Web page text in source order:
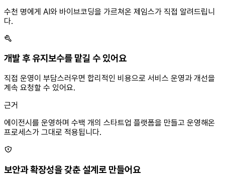
수천 명에게 AI와 바이브코딩을 가르쳐온 제임스가 직접 알려드립니
다.
개발 후 유지보수를 맡길 수 있어요
직접 운영이 부담스러우면 합리적인 비용으로 서비스 운영과 개선을
계속 요청할 수 있어요.
근거
에이전시를 운영하며 수백 개의 스타트업 플랫폼을 만들고 운영해온
프로세스가 그대로 적용됩니다.
보안과 확장성을 갖춘 설계로 만들어요